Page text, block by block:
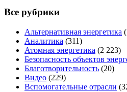
Все рубрики
Альтернативная энергетика
Аналитика (311)
Атомная энергетика (2 223)
Безопасность объектов
Благотворительность (20)
Видео (229)
Вспомогательные отрасли